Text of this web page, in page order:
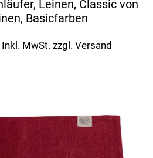
Leinen, Classic von
Basicfarben
Inkl. MwSt. zzgl. Versand